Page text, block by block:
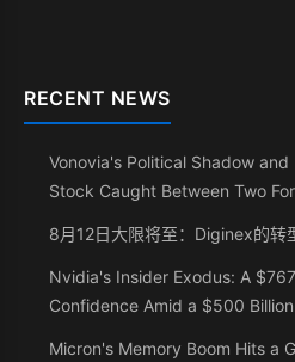
RECENT NEWS
Vonovia's Political Shadow
Stock Caught Between Two
8月12日大限将至：Diginex的转
Nvidia's Insider Exodus: A
Confidence Amid a $500
Micron's Memory Boom Hits a